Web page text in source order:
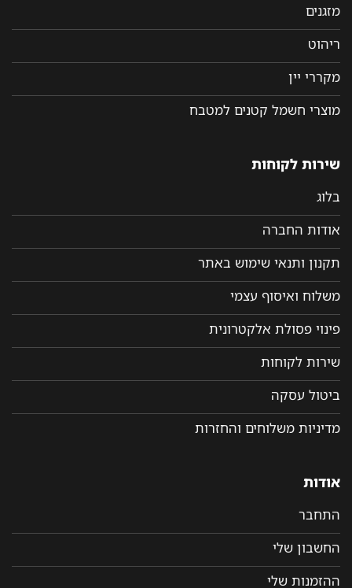
מזגנים
ריהוט
מקררי יין
מוצרי חשמל קטנים למטבח
שירות לקוחות
בלוג
אודות החברה
תקנון ותנאי שימוש באתר
משלוח ואיסוף עצמי
פינוי פסולת אלקטרונית
שירות לקוחות
ביטול עסקה
מדיניות משלוחים והחזרות
אודות
התחבר
החשבון שלי
ההזמנות שלי